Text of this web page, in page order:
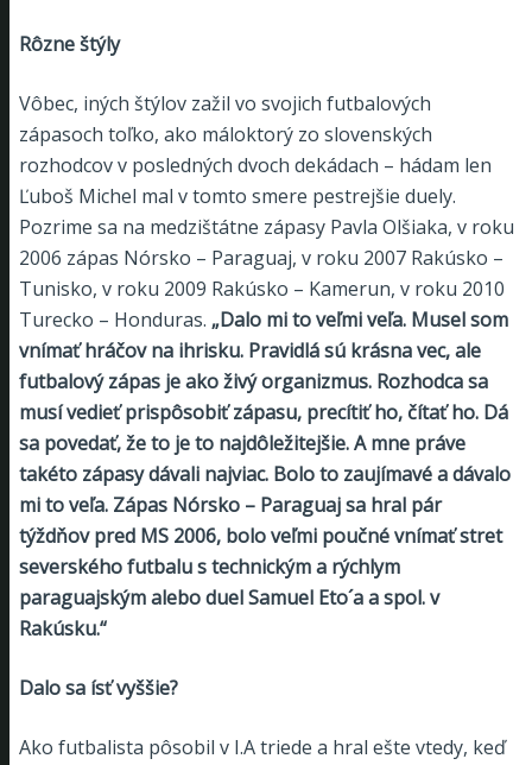
Rôzne štýly
Vôbec, iných štýlov zažil vo svojich futbalových
zápasoch toľko, ako máloktorý zo slovenských
rozhodcov v posledných dvoch dekádach – hádam len
Ľuboš Michel mal v tomto smere pestrejšie duely.
Pozrime sa na medzištátne zápasy Pavla Olšiaka, v roku
2006 zápas Nórsko – Paraguaj, v roku 2007 Rakúsko –
Tunisko, v roku 2009 Rakúsko – Kamerun, v roku 2010
Turecko – Honduras. „Dalo mi to veľmi veľa. Musel som
vnímať hráčov na ihrisku. Pravidlá sú krásna vec, ale
futbalový zápas je ako živý organizmus. Rozhodca sa
musí vedieť prispôsobiť zápasu, precítiť ho, čítať ho. Dá
sa povedať, že to je to najdôležitejšie. A mne práve
takéto zápasy dávali najviac. Bolo to zaujímavé a dávalo
mi to veľa. Zápas Nórsko – Paraguaj sa hral pár
týždňov pred MS 2006, bolo veľmi poučné vnímať stret
severského futbalu s technickým a rýchlym
paraguajským alebo duel Samuel Eto´a a spol. v
Rakúsku.“
Dalo sa ísť vyššie?
Ako futbalista pôsobil v I.A triede a hral ešte vtedy, keď